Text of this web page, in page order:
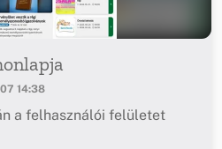
14:38
a felhasználói felületet